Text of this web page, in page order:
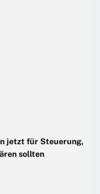
jetzt für Steuerung,
sollten